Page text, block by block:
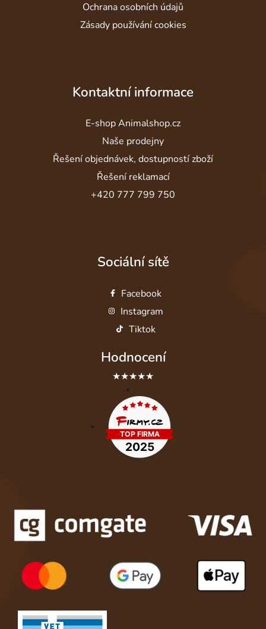
Ochrana osobních údajů
Zásady používání cookies
Kontaktní informace
E-shop Animalshop.cz
Naše prodejny
Řešení objednávek, dostupností zboží
Řešení reklamací
+420 777 799 750
Sociální sítě
Facebook
Instagram
Tiktok
Hodnocení
★★★★★